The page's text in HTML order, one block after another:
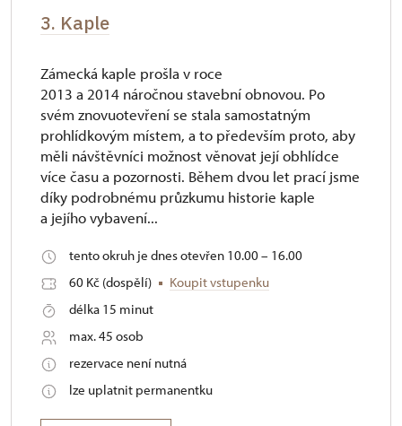
3. Kaple
Zámecká kaple prošla v roce
2013 a 2014 náročnou stavební obnovou. Po
svém znovuotevření se stala samostatným
prohlídkovým místem, a to především proto, aby
měli návštěvníci možnost věnovat její obhlídce
více času a pozornosti. Během dvou let prací jsme
díky podrobnému průzkumu historie kaple
a jejího vybavení...
tento okruh je dnes otevřen 10.00 – 16.00
60 Kč (dospělí)
Koupit vstupenku
délka 15 minut
max. 45 osob
rezervace není nutná
lze uplatnit permanentku